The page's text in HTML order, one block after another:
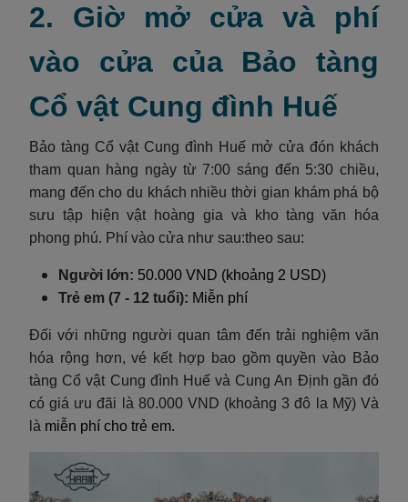
2. Giờ mở cửa và phí
vào cửa của Bảo tàng
Cổ vật Cung đình Huế
Bảo tàng Cổ vật Cung đình Huế mở cửa đón khách
tham quan hàng ngày từ 7:00 sáng đến 5:30 chiều,
mang đến cho du khách nhiều thời gian khám phá bộ
sưu tập hiện vật hoàng gia và kho tàng văn hóa
phong phú. Phí vào cửa như sau:theo sau:
Người lớn: 50.000 VND (khoảng 2 USD)
Trẻ em (7 - 12 tuổi): Miễn phí
Đối với những người quan tâm đến trải nghiệm văn
hóa rộng hơn, vé kết hợp bao gồm quyền vào Bảo
tàng Cổ vật Cung đình Huế và Cung An Định gần đó
có giá ưu đãi là 80.000 VND (khoảng 3 đô la Mỹ) Và
là miễn phí cho trẻ em.